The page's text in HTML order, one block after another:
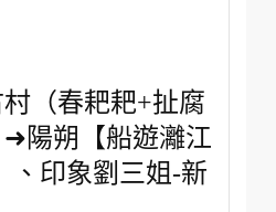
（春耙耙+扯腐
陽朔【船遊灕江
、印象劉三姐-新